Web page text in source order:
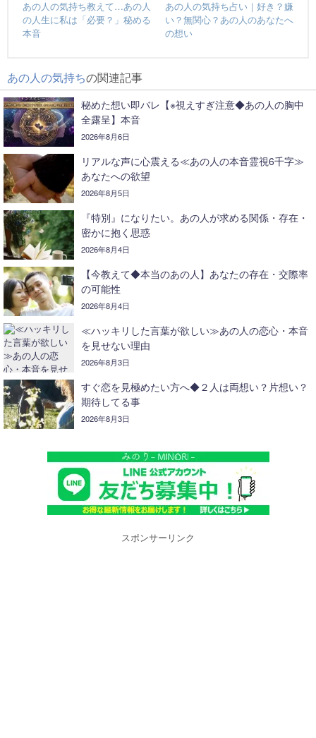
あの人の気持ち教えて…あの人
の人生に私は「必要？」秘める
本音
あの人の気持ち占い｜好き？嫌
い？無関心？あの人のあなたへ
の想い
あの人の気持ちの関連記事
秘めた想い即バレ【※視えすぎ注意◆あの人の胸中
全露呈】本音
2026年8月6日
リアルな声に心震える≪あの人の本音霊視6千字≫
あなたへの欲望
2026年8月5日
『特別』になりたい。あの人が求める関係・存在・
密かに抱く思惑
2026年8月4日
【今教えて◆本当のあの人】あなたの存在・交際率
の可能性
2026年8月4日
≪ハッキリした言葉が欲しい≫あの人の恋心・本音
を見せない理由
2026年8月3日
すぐ恋を見極めたい方へ◆２人は両想い？片想い？
期待してる事
2026年8月3日
スポンサーリンク